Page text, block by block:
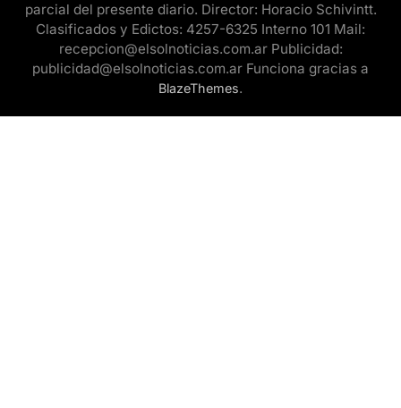
parcial del presente diario. Director: Horacio Schivintt.
Clasificados y Edictos: 4257-6325 Interno 101 Mail:
recepcion@elsolnoticias.com.ar Publicidad:
publicidad@elsolnoticias.com.ar Funciona gracias a
BlazeThemes.